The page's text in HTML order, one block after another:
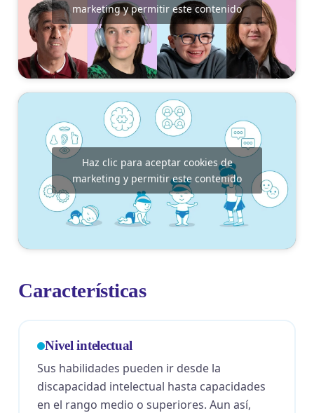
marketing y permitir este contenido
Haz clic para aceptar cookies de
marketing y permitir este contenido
Características
Nivel intelectual
Sus habilidades pueden ir desde la
discapacidad intelectual hasta capacidades
en el rango medio o superiores. Aun así,